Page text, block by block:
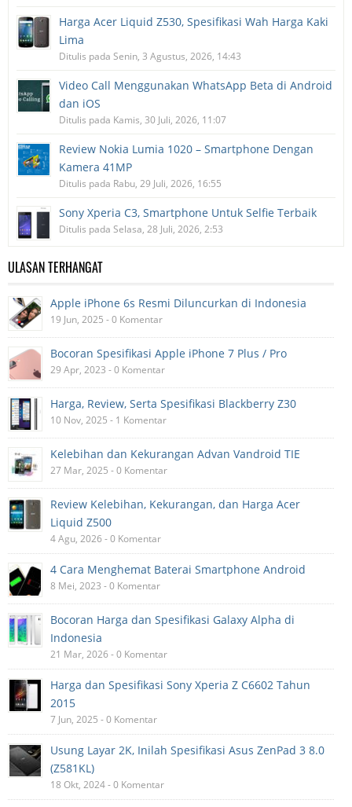
Harga Acer Liquid Z530, Spesifikasi Wah Harga Kaki
Lima
Ditulis pada Senin, 3 Agustus, 2026, 14:43
Video Call Menggunakan WhatsApp Beta di Android
dan iOS
Ditulis pada Kamis, 30 Juli, 2026, 11:07
Review Nokia Lumia 1020 – Smartphone Dengan
Kamera 41MP
Ditulis pada Rabu, 29 Juli, 2026, 16:55
Sony Xperia C3, Smartphone Untuk Selfie Terbaik
Ditulis pada Selasa, 28 Juli, 2026, 2:53
ULASAN TERHANGAT
Apple iPhone 6s Resmi Diluncurkan di Indonesia
19 Jun, 2025 - 0 Komentar
Bocoran Spesifikasi Apple iPhone 7 Plus / Pro
29 Apr, 2023 - 0 Komentar
Harga, Review, Serta Spesifikasi Blackberry Z30
10 Nov, 2025 - 1 Komentar
Kelebihan dan Kekurangan Advan Vandroid TIE
27 Mar, 2025 - 0 Komentar
Review Kelebihan, Kekurangan, dan Harga Acer
Liquid Z500
4 Agu, 2026 - 0 Komentar
4 Cara Menghemat Baterai Smartphone Android
8 Mei, 2023 - 0 Komentar
Bocoran Harga dan Spesifikasi Galaxy Alpha di
Indonesia
21 Mar, 2026 - 0 Komentar
Harga dan Spesifikasi Sony Xperia Z C6602 Tahun
2015
7 Jun, 2025 - 0 Komentar
Usung Layar 2K, Inilah Spesifikasi Asus ZenPad 3 8.0
(Z581KL)
18 Okt, 2024 - 0 Komentar